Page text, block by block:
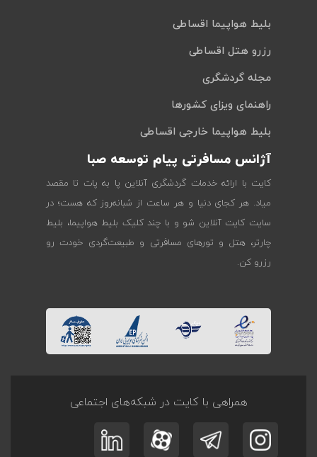
بلیط هواپیما اقساطی
رزرو هتل اقساطی
مجله گردشگری
راهنمای ویزای کشورها
بلیط هواپیما خارجی اقساطی
آژانس مسافرتی پیام توسعه صبا
کایت با ارائه خدمات گردشگری آنلاین پا به پات تا مقصد
میاد. هر کجای دنیا و هر ساعت از شبانه‌روز که هست؛ در
سایت کایت آنلاین شو و با چند کلیک بلیط هواپیما، بلیط
چارتر، هتل و تورهای مسافرتی و طبیعت‌گردی خودت رو
رزرو کن.
همراهی با کایت در شبکه‌های اجتماعی